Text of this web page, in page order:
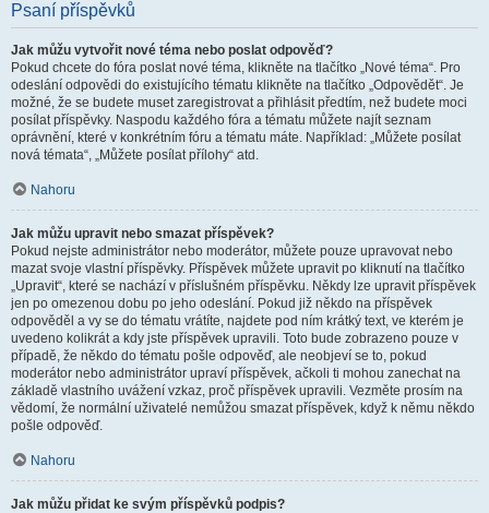
Psaní příspěvků
Jak můžu vytvořit nové téma nebo poslat odpověď?
Pokud chcete do fóra poslat nové téma, klikněte na tlačítko „Nové téma“. Pro
odeslání odpovědi do existujícího tématu klikněte na tlačítko „Odpovědět“. Je
možné, že se budete muset zaregistrovat a přihlásit předtím, než budete moci
posílat příspěvky. Naspodu každého fóra a tématu můžete najít seznam
oprávnění, které v konkrétním fóru a tématu máte. Například: „Můžete posílat
nová témata“, „Můžete posílat přílohy“ atd.
Nahoru
Jak můžu upravit nebo smazat příspěvek?
Pokud nejste administrátor nebo moderátor, můžete pouze upravovat nebo
mazat svoje vlastní příspěvky. Příspěvek můžete upravit po kliknutí na tlačítko
„Upravit“, které se nachází v příslušném příspěvku. Někdy lze upravit příspěvek
jen po omezenou dobu po jeho odeslání. Pokud již někdo na příspěvek
odpověděl a vy se do tématu vrátíte, najdete pod ním krátký text, ve kterém je
uvedeno kolikrát a kdy jste příspěvek upravili. Toto bude zobrazeno pouze v
případě, že někdo do tématu pošle odpověď, ale neobjeví se to, pokud
moderátor nebo administrátor upraví příspěvek, ačkoli ti mohou zanechat na
základě vlastního uvážení vzkaz, proč příspěvek upravili. Vezměte prosím na
vědomí, že normální uživatelé nemůžou smazat příspěvek, když k němu někdo
pošle odpověď.
Nahoru
Jak můžu přidat ke svým příspěvků podpis?